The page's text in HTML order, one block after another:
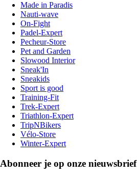
Made in Paradis
Nauti-wave
On-Fight
Padel-Expert
Pecheur-Store
Pet and Garden
Slowood Interior
Sneak'In
Sneakids
Sport is good
Training-Fit
Trek-Expert
Triathlon-Expert
TripNBikers
Vélo-Store
Winter-Expert
Abonneer je op onze nieuwsbrief